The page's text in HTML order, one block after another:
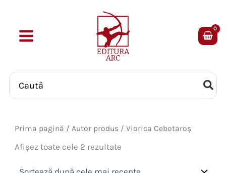
content
Search
for:
Prima pagină / Autor produs / Viorica Cebotaroș
Afișez toate cele 2 rezultate